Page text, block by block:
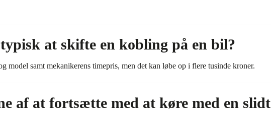
at skifte en kobling på en bil?
model samt mekanikerens timepris, men det kan løbe op i flere tusinde kroner.
af at fortsætte med at køre med en slidt